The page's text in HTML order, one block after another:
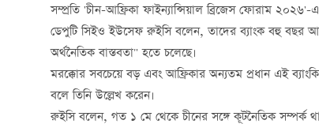
সম্প্রতি 'চীন-আফ্রিকা ফাইন্যান্সিয়াল ব্রিজেস ফোরাম ২০২৬'-
ডেপুটি সিইও ইউসেফ রুইসি বলেন, তাদের ব্যাংক বহু বছর
অর্থনৈতিক বাস্তবতা" হতে চলেছে।
মরক্কোর সবচেয়ে বড় এবং আফ্রিকার অন্যতম প্রধান এই
বলে তিনি উল্লেখ করেন।
রুইসি বলেন, গত ১ মে থেকে চীনের সঙ্গে কূটনৈতিক সম্পর্ক